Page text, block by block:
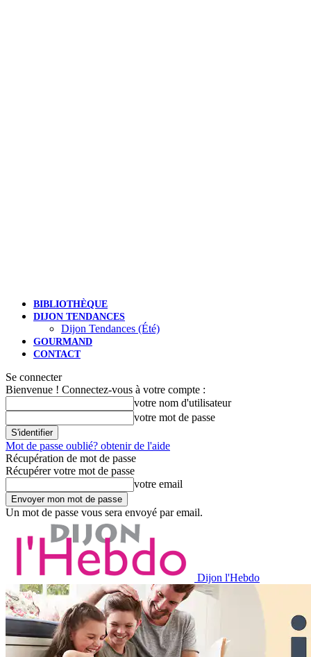
BIBLIOTHÈQUE
DIJON TENDANCES
Dijon Tendances (Été)
GOURMAND
CONTACT
Se connecter
Bienvenue ! Connectez-vous à votre compte :
votre nom d'utilisateur
votre mot de passe
Mot de passe oublié? obtenir de l'aide
Récupération de mot de passe
Récupérer votre mot de passe
votre email
Un mot de passe vous sera envoyé par email.
Dijon l'Hebdo